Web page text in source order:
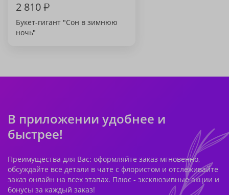
2 810₽
Букет-гигант "Сон в зимнюю
ночь"
В приложении удобнее и
быстрее!
Преимущества для Вас: оформляйте заказ мгновенно,
обсуждайте все детали в чате с флористом и отслеживайте
заказ онлайн на всех этапах. Плюс - эксклюзивные акции и
бонусы за каждый заказ!